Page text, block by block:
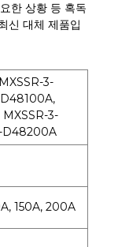
한 상황 등 혹독
신 대체 제품입
3-
3-
D48200A
150A, 200A